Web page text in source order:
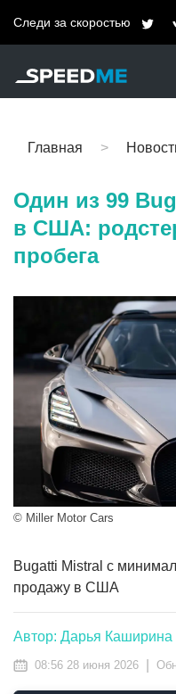
Следи за скоростью
Главная
Один из 99
в США:
пробега
© Miller Motor Cars
Bugatti Mistral с
продажу в США
Автор: Дарья Каширина
08:56 28 июня 2026